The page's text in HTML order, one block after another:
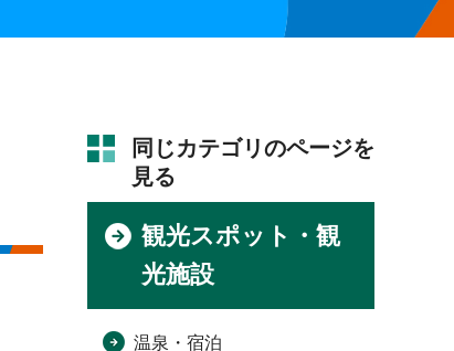
同じカテゴリのページを
見る
観光スポット・観
光施設
温泉・宿泊